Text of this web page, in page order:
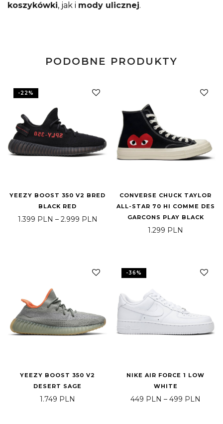
koszykówki, jak i mody ulicznej.
PODOBNE PRODUKTY
-22%
YEEZY BOOST 350 V2 BRED
BLACK RED
1.399 PLN – 2.999 PLN Zakres cen: od 1.399 PLN do 2.999
CONVERSE CHUCK TAYLOR
ALL-STAR 70 HI COMME DES
GARCONS PLAY BLACK
1.299 PLN
YEEZY BOOST 350 V2
DESERT SAGE
1.749 PLN
-36%
NIKE AIR FORCE 1 LOW
WHITE
449 PLN – 499 PLN